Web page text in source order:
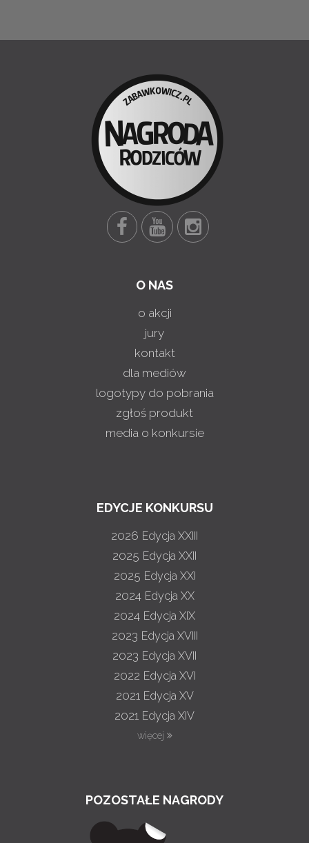
O NAS
o akcji
jury
kontakt
dla mediów
logotypy do pobrania
zgłoś produkt
media o konkursie
EDYCJE KONKURSU
2026 Edycja XXIII
2025 Edycja XXII
2025 Edycja XXI
2024 Edycja XX
2024 Edycja XIX
2023 Edycja XVIII
2023 Edycja XVII
2022 Edycja XVI
2021 Edycja XV
2021 Edycja XIV
więcej
POZOSTAŁE NAGRODY